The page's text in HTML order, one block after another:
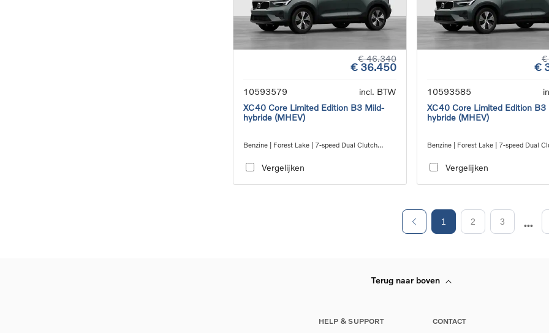
€ 46.340
€ 36.450
10593579
incl. BTW
XC40 Core Limited Edition B3 Mild-
hybride (MHEV)
Benzine | Forest Lake | 7-speed Dual Clutch
Vergelijken
€
€
10593585
XC40 Core Limited Edition B3
hybride (MHEV)
Benzine | Forest Lake | 7-speed Dual
Vergelijken
1 2 3
Terug naar boven
HELP & SUPPORT CONTACT